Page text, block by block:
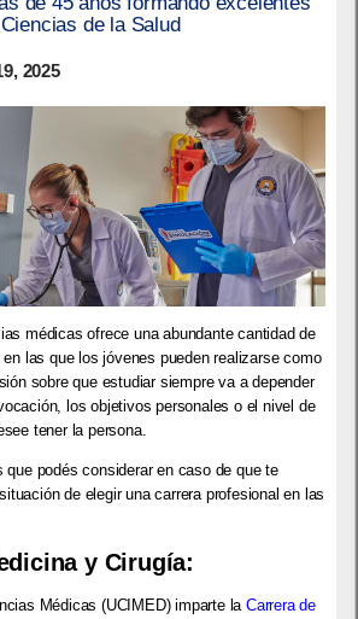
de la Salud
2025
médicas ofrece una abundante cantidad de
las que los jóvenes pueden realizarse como
sobre que estudiar siempre va a depender
los objetivos personales o el nivel de
tener la persona.
que podés considerar en caso de que te
de elegir una carrera profesional en las
y Cirugía:
Médicas (UCIMED) imparte laCarrera de